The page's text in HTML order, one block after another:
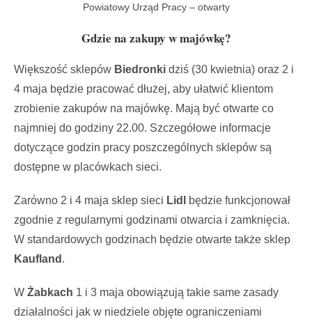
Powiatowy Urząd Pracy – otwarty
Gdzie na zakupy w majówkę?
Większość sklepów Biedronki dziś (30 kwietnia) oraz 2 i
4 maja będzie pracować dłużej, aby ułatwić klientom
zrobienie zakupów na majówkę. Mają być otwarte co
najmniej do godziny 22.00. Szczegółowe informacje
dotyczące godzin pracy poszczególnych sklepów są
dostępne w placówkach sieci.
Zarówno 2 i 4 maja sklep sieci Lidl
będzie funkcjonował
zgodnie z regularnymi godzinami otwarcia i zamknięcia.
W standardowych godzinach będzie otwarte także sklep
Kaufland .
W Żabkach 1 i 3 maja obowiązują takie same zasady
działalności jak w niedziele objęte ograniczeniami